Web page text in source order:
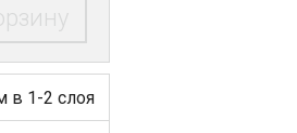
в 1-2 слоя